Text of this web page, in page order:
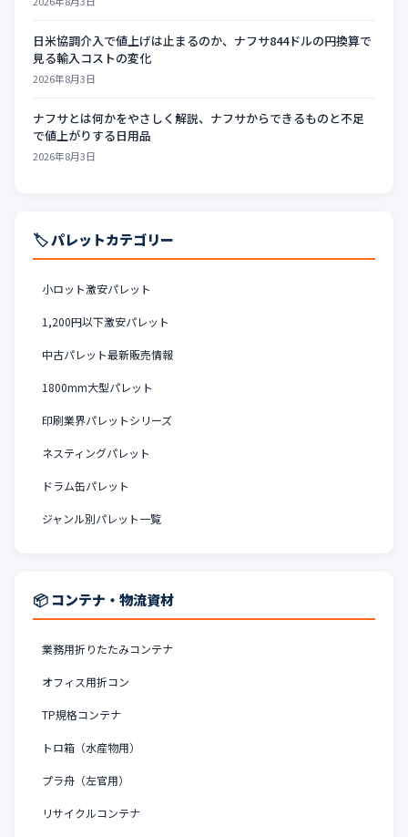
日米協調介入で値上げは止まるのか、ナフサ844ドルの円換算で
見る輸入コストの変化
2026年8月3日
ナフサとは何かをやさしく解説、ナフサからできるものと不足
で値上がりする日用品
2026年8月3日
🏷️ パレットカテゴリー
小ロット激安パレット
1,200円以下激安パレット
中古パレット最新販売情報
1800mm大型パレット
印刷業界パレットシリーズ
ネスティングパレット
ドラム缶パレット
ジャンル別パレット一覧
📦 コンテナ・物流資材
業務用折りたたみコンテナ
オフィス用折コン
TP規格コンテナ
トロ箱（水産物用）
プラ舟（左官用）
リサイクルコンテナ